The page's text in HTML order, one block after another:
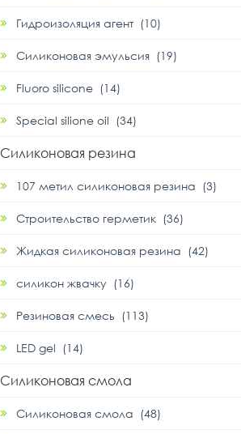
Гидроизоляция агент (10)
Силиконовая эмульсия (19)
Fluoro silicone (14)
Special silione oil (34)
Силиконовая резина
107 метил силиконовая резина (3)
Строительство герметик (36)
Жидкая силиконовая резина (42)
силикон жвачку (16)
Резиновая смесь (113)
LED gel (14)
Силиконовая смола
Силиконовая смола (48)